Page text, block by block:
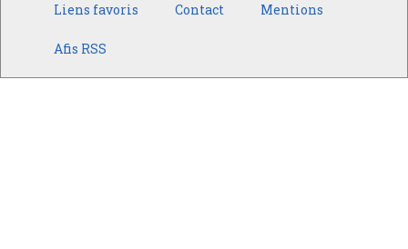
Liens favoris Contact Mentions
Afis RSS